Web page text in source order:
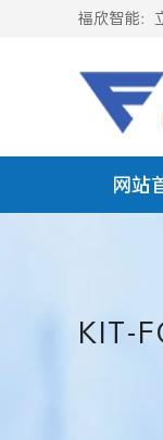
福欣智能：
网站
KIT-